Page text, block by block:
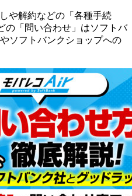
や解約などの「各種手続
の「問い合わせ」はソフトバ
ソフトバンクショップへの